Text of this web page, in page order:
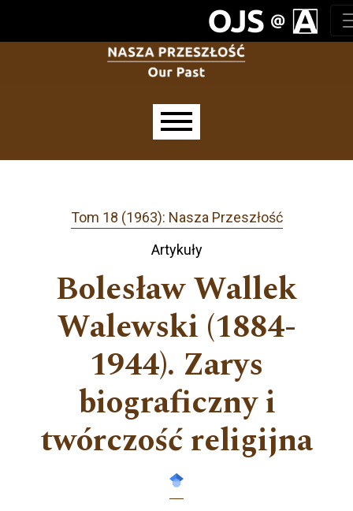
Tom 18 (1963): Nasza Przeszłość
Artykuły
Bolesław Wallek
Walewski (1884-
1944). Zarys
biograficzny i
twórczość religijna